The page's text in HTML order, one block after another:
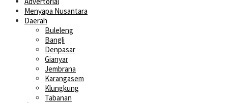
Menyapa Nusantara
Daerah
Buleleng
Bangli
Denpasar
Gianyar
Jembrana
Karangasem
Klungkung
Tabanan